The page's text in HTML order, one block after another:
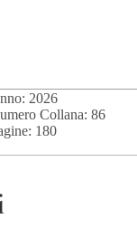
2026
Collana: 86
180